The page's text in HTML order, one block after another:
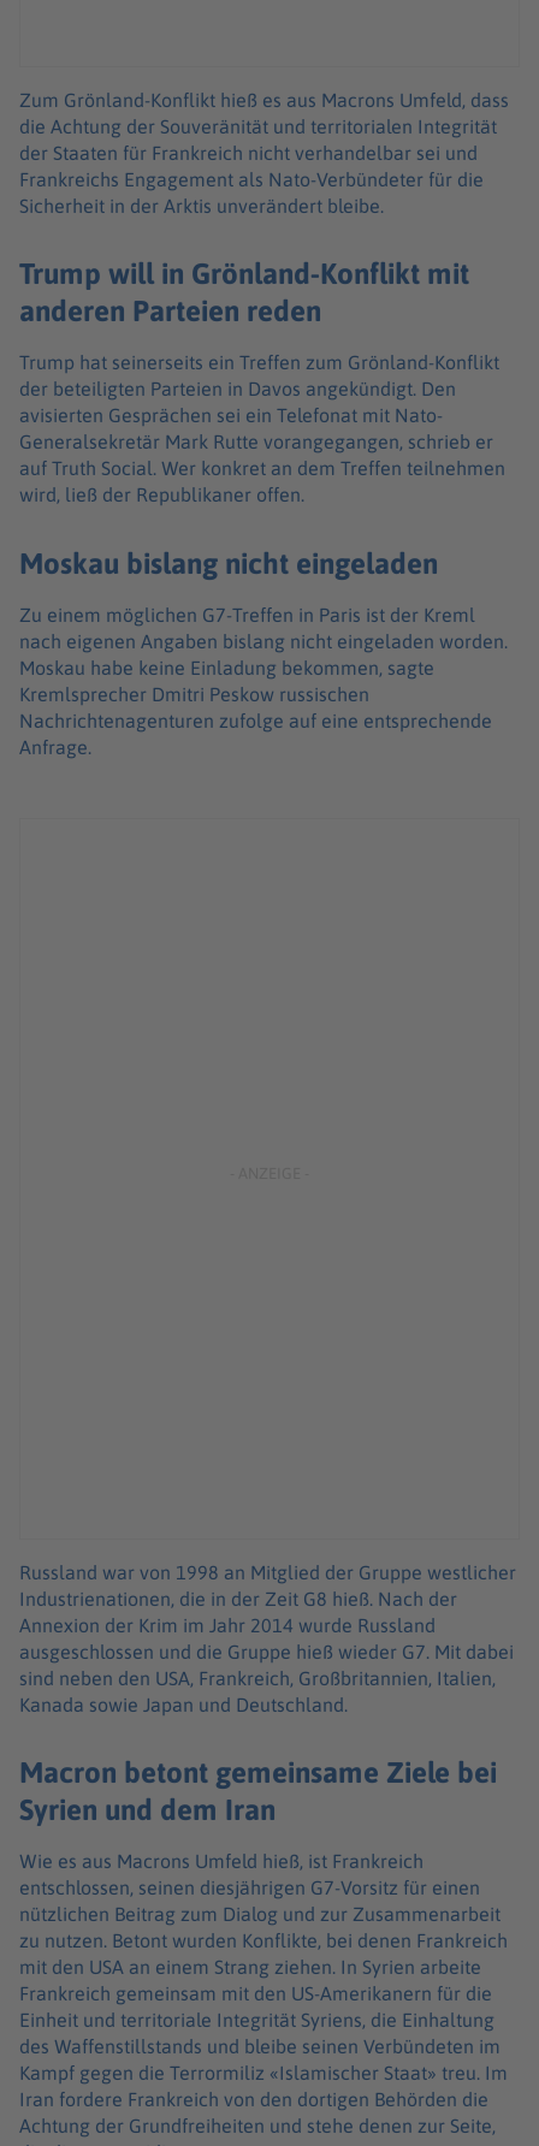
Zum Grönland-Konflikt hieß es aus Macrons Umfeld, dass
die Achtung der Souveränität und territorialen Integrität
der Staaten für Frankreich nicht verhandelbar sei und
Frankreichs Engagement als Nato-Verbündeter für die
Sicherheit in der Arktis unverändert bleibe.
Trump will in Grönland-Konflikt mit
anderen Parteien reden
Trump hat seinerseits ein Treffen zum Grönland-Konflikt
der beteiligten Parteien in Davos angekündigt. Den
avisierten Gesprächen sei ein Telefonat mit Nato-
Generalsekretär Mark Rutte vorangegangen, schrieb er
auf Truth Social. Wer konkret an dem Treffen teilnehmen
wird, ließ der Republikaner offen.
Moskau bislang nicht eingeladen
Zu einem möglichen G7-Treffen in Paris ist der Kreml
nach eigenen Angaben bislang nicht eingeladen worden.
Moskau habe keine Einladung bekommen, sagte
Kremlsprecher Dmitri Peskow russischen
Nachrichtenagenturen zufolge auf eine entsprechende
Anfrage.
Russland war von 1998 an Mitglied der Gruppe westlicher
Industrienationen, die in der Zeit G8 hieß. Nach der
Annexion der Krim im Jahr 2014 wurde Russland
ausgeschlossen und die Gruppe hieß wieder G7. Mit dabei
sind neben den USA, Frankreich, Großbritannien, Italien,
Kanada sowie Japan und Deutschland.
Macron betont gemeinsame Ziele bei
Syrien und dem Iran
Wie es aus Macrons Umfeld hieß, ist Frankreich
entschlossen, seinen diesjährigen G7-Vorsitz für einen
nützlichen Beitrag zum Dialog und zur Zusammenarbeit
zu nutzen. Betont wurden Konflikte, bei denen Frankreich
mit den USA an einem Strang ziehen. In Syrien arbeite
Frankreich gemeinsam mit den US-Amerikanern für die
Einheit und territoriale Integrität Syriens, die Einhaltung
des Waffenstillstands und bleibe seinen Verbündeten im
Kampf gegen die Terrormiliz «Islamischer Staat» treu. Im
Iran fordere Frankreich von den dortigen Behörden die
Achtung der Grundfreiheiten und stehe denen zur Seite,